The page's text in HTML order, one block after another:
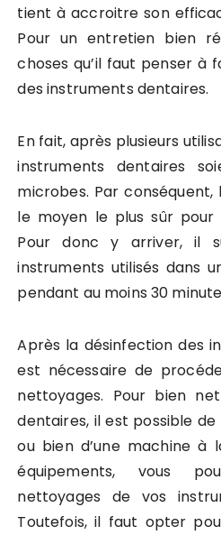
tient à accroitre son
Pour un entretien bien
choses qu’il faut penser à
des instruments dentaires.
En fait, après plusieurs
instruments dentaires
microbes. Par
le moyen le plus sûr pour
Pour donc y arriver, il
instruments utilisés dans
pendant au moins 30
Après la désinfection des
est nécessaire de
nettoyages. Pour bien
dentaires, il est possible
ou bien d’une machine à
équipements, vous
nettoyages de vos
Toutefois, il faut opter